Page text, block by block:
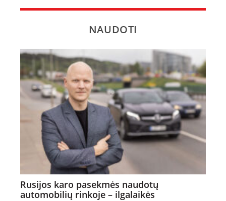
NAUDOTI
Rusijos karo pasekmės naudotų
automobilių rinkoje – ilgalaikės